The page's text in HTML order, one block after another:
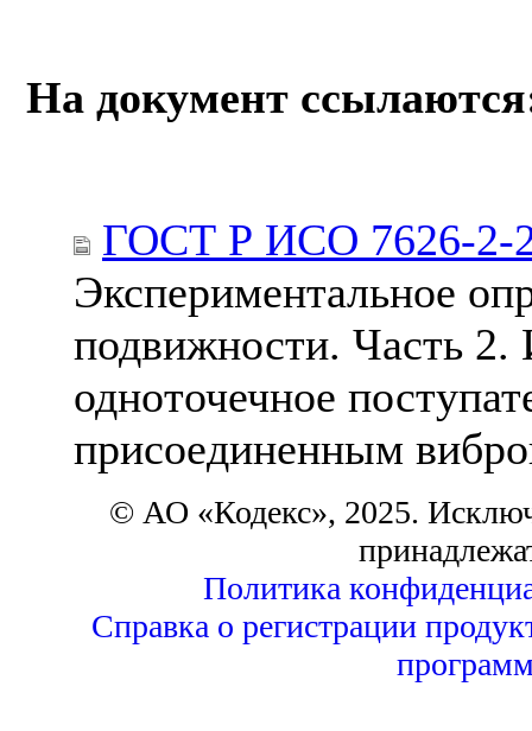
На документ
ГОСТ Р ИСО 7626-2-
Экспериментальное
подвижности. Часть
одноточечное
присоединенным
© АО «Кодекс», 2025.
Политика
Справка о регистрации